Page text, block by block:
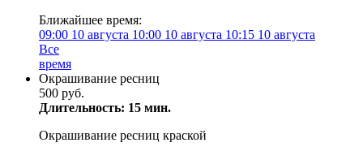
Ближайшее время:
09:00 10 августа 10:00 10 августа 10:15 10 августа
Все
время
Окрашивание ресниц
500 руб.
Длительность: 15 мин.
Окрашивание ресниц краской